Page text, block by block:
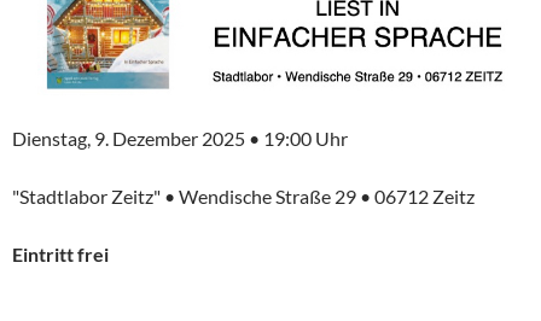
Dienstag, 9. Dezember 2025 • 19:00 Uhr
"Stadtlabor Zeitz" • Wendische Straße 29 • 06712 Zeitz
Eintritt frei